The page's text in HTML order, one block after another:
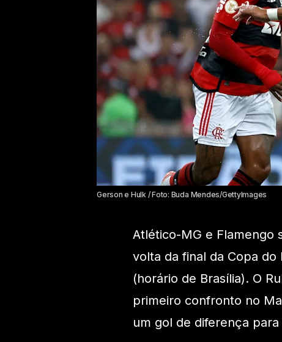
Gerson e Hulk / Foto: Buda Mendes/GettyImages
Atlético-MG e Flamengo
volta da final da Copa do
(horário de Brasília). O
primeiro confronto no
um gol de diferença